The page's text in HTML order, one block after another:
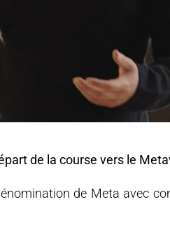
de la course vers le
de Meta avec